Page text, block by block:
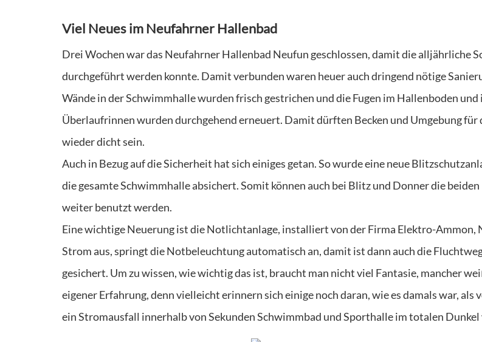
Viel Neues im Neufahrner Hallenbad
Drei Wochen war das Neufahrner Hallenbad Neufun geschlossen, damit die alljährliche
durchgeführt werden konnte. Damit verbunden waren heuer auch dringend nötige
Wände in der Schwimmhalle wurden frisch gestrichen und die Fugen im Hallenboden und
Überlaufrinnen wurden durchgehend erneuert. Damit dürften Becken und Umgebung für
wieder dicht sein.
Auch in Bezug auf die Sicherheit hat sich einiges getan. So wurde eine neue
die gesamte Schwimmhalle absichert. Somit können auch bei Blitz und Donner die beiden
weiter benutzt werden.
Eine wichtige Neuerung ist die Notlichtanlage, installiert von der Firma Elektro-Ammon,
Strom aus, springt die Notbeleuchtung automatisch an, damit ist dann auch die
gesichert. Um zu wissen, wie wichtig das ist, braucht man nicht viel Fantasie, mancher
eigener Erfahrung, denn vielleicht erinnern sich einige noch daran, wie es damals war, als
ein Stromausfall innerhalb von Sekunden Schwimmbad und Sporthalle im totalen Dunkel